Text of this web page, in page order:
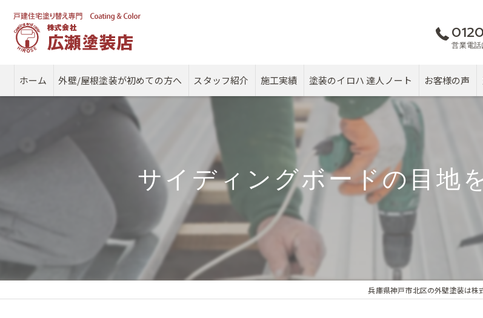
営業電話
ホーム 外壁/屋根塗装が初めての方へ スタッフ紹介 施工実績 塗装のイロハ 達人ノート お客様の声
サイディングボードの目
兵庫県神戸市北区の外壁塗装は株